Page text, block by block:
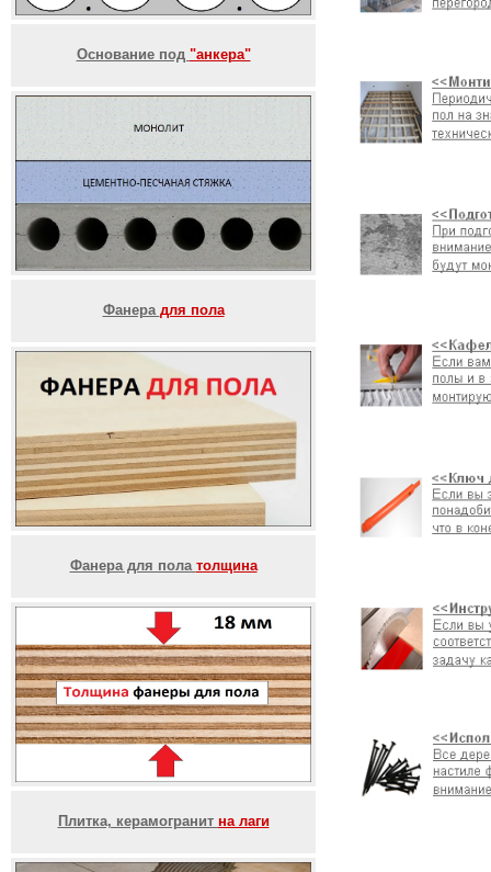
Основание под "анкера"
Фанера для пола
Фанера для пола толщина
Плитка, керамогранит на лаги